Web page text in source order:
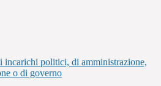
incarichi politici, di amministrazione,
o di governo